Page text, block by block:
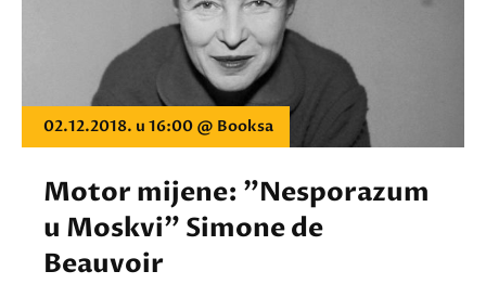
02.12.2018. u 16:00 @ Booksa
Motor mijene: "Nesporazum
u Moskvi" Simone de
Beauvoir